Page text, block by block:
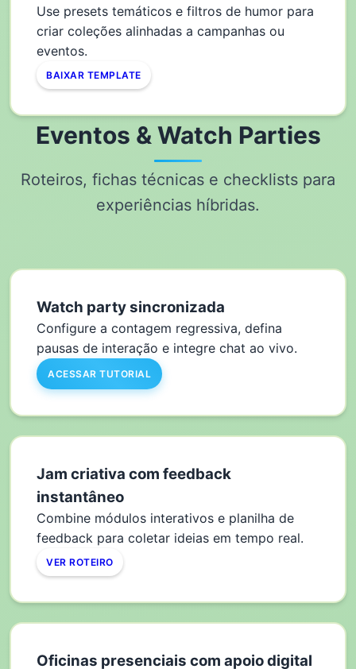
Use presets temáticos e filtros de humor para
criar coleções alinhadas a campanhas ou
eventos.
BAIXAR TEMPLATE
Eventos & Watch Parties
Roteiros, fichas técnicas e checklists para
experiências híbridas.
Watch party sincronizada
Configure a contagem regressiva, defina
pausas de interação e integre chat ao vivo.
ACESSAR TUTORIAL
Jam criativa com feedback
instantâneo
Combine módulos interativos e planilha de
feedback para coletar ideias em tempo real.
VER ROTEIRO
Oficinas presenciais com apoio digital